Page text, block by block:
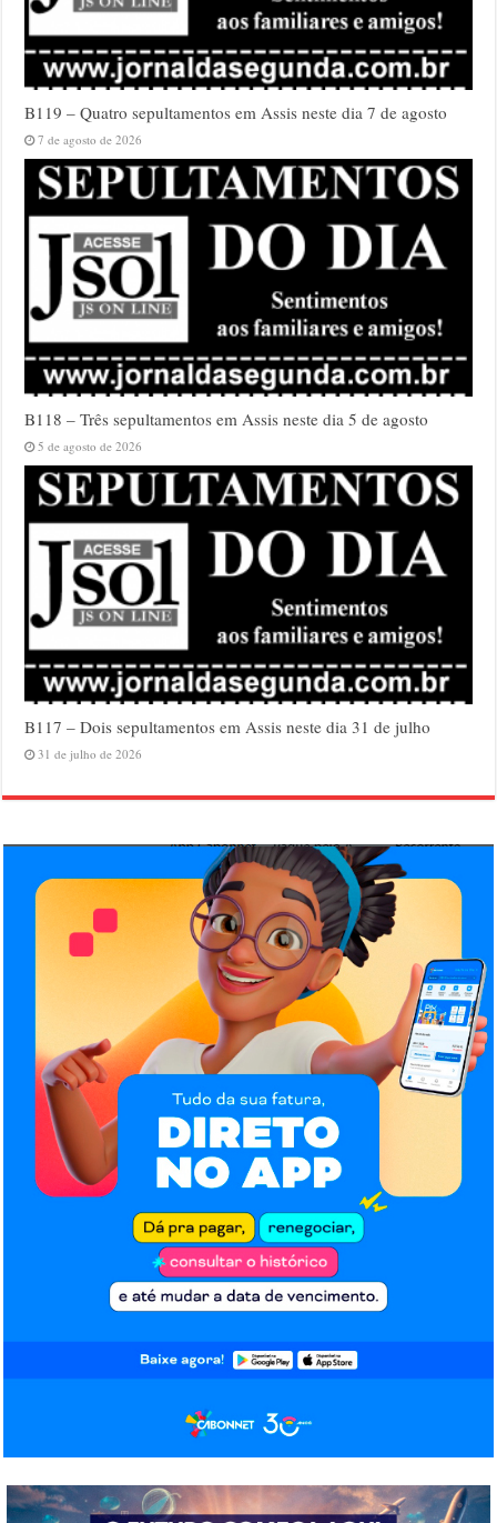
B119 – Quatro sepultamentos em Assis neste dia 7 de agosto
7 de agosto de 2026
B118 – Três sepultamentos em Assis neste dia 5 de agosto
5 de agosto de 2026
B117 – Dois sepultamentos em Assis neste dia 31 de julho
31 de julho de 2026